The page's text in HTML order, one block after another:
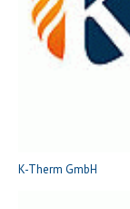
K-Therm GmbH